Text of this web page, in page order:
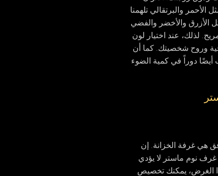
الأحمر والبرتقالي تلهمنا
الأزرق والأخضر والفضي
لذلك، عند اختيار لون
وروح شخصيتك. كما أن
أيضًا دوراً في كمية الضوء
هي غرفة الخزانة. إن
نوم ماستر لا يؤدي
الغرض، يمكنك تخصيص